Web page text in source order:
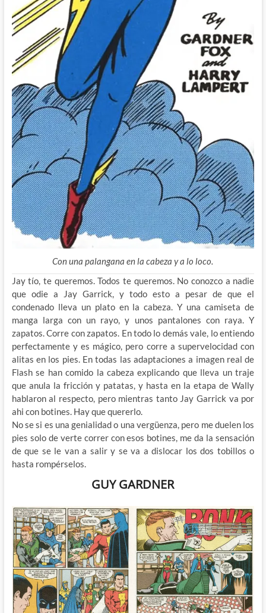
Con una palangana en la cabeza y a lo loco.
Jay tío, te queremos. Todos te queremos. No conozco a nadie
que odie a Jay Garrick, y todo esto a pesar de que el
condenado lleva un plato en la cabeza. Y una camiseta de
manga larga con un rayo, y unos pantalones con raya. Y
zapatos. Corre con zapatos. En todo lo demás vale, lo entiendo
perfectamente y es mágico, pero corre a supervelocidad con
alitas en los pies. En todas las adaptaciones a imagen real de
Flash se han comido la cabeza explicando que lleva un traje
que anula la fricción y patatas, y hasta en la etapa de Wally
hablaron al respecto, pero mientras tanto Jay Garrick va por
ahi con botines. Hay que quererlo.
No se si es una genialidad o una vergüenza, pero me duelen los
pies solo de verte correr con esos botines, me da la sensación
de que se le van a salir y se va a dislocar los dos tobillos o
hasta rompérselos.
GUY GARDNER